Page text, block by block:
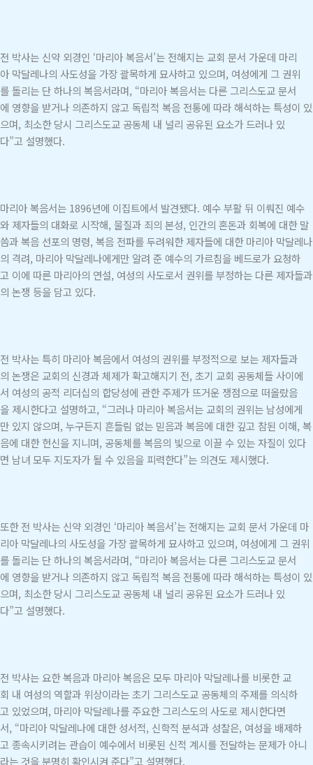
전 박사는 신약 외경인 ‘마리아 복음서’는 전해지는 교회 문서 가운데 마리
아 막달레나의 사도성을 가장 괄목하게 묘사하고 있으며, 여성에게 그 권위
를 돌리는 단 하나의 복음서라며, “마리아 복음서는 다른 그리스도교 문서
에 영향을 받거나 의존하지 않고 독립적 복음 전통에 따라 해석하는 특성이 있
으며, 최소한 당시 그리스도교 공동체 내 널리 공유된 요소가 드러나 있
다”고 설명했다.
마리아 복음서는 1896년에 이집트에서 발견됐다. 예수 부활 뒤 이뤄진 예수
와 제자들의 대화로 시작해, 물질과 죄의 본성, 인간의 혼돈과 회복에 대한 말
씀과 복음 선포의 명령, 복음 전파를 두려워한 제자들에 대한 마리아 막달레나
의 격려, 마리아 막달레나에게만 알려 준 예수의 가르침을 베드로가 요청하
고 이에 따른 마리아의 연설, 여성의 사도로서 권위를 부정하는 다른 제자들과
의 논쟁 등을 담고 있다.
전 박사는 특히 마리아 복음에서 여성의 권위를 부정적으로 보는 제자들과
의 논쟁은 교회의 신경과 체제가 확고해지기 전, 초기 교회 공동체들 사이에
서 여성의 공적 리더십의 합당성에 관한 주제가 뜨거운 쟁점으로 떠올랐음
을 제시한다고 설명하고, “그러나 마리아 복음서는 교회의 권위는 남성에게
만 있지 않으며, 누구든지 흔들림 없는 믿음과 복음에 대한 깊고 참된 이해, 복
음에 대한 헌신을 지니며, 공동체를 복음의 빛으로 이끌 수 있는 자질이 있다
면 남녀 모두 지도자가 될 수 있음을 피력한다”는 의견도 제시했다.
또한 전 박사는 신약 외경인 ‘마리아 복음서’는 전해지는 교회 문서 가운데 마
리아 막달레나의 사도성을 가장 괄목하게 묘사하고 있으며, 여성에게 그 권위
를 돌리는 단 하나의 복음서라며, “마리아 복음서는 다른 그리스도교 문서
에 영향을 받거나 의존하지 않고 독립적 복음 전통에 따라 해석하는 특성이 있
으며, 최소한 당시 그리스도교 공동체 내 널리 공유된 요소가 드러나 있
다”고 설명했다.
전 박사는 요한 복음과 마리아 복음은 모두 마리아 막달레나를 비롯한 교
회 내 여성의 역할과 위상이라는 초기 그리스도교 공동체의 주제를 의식하
고 있었으며, 마리아 막달레나를 주요한 그리스도의 사도로 제시한다면
서, “마리아 막달레나에 대한 성서적, 신학적 분석과 성찰은, 여성을 배제하
고 종속시키려는 관습이 예수에서 비롯된 신적 계시를 전달하는 문제가 아니
라는 것을 분명히 확인시켜 준다”고 설명했다.